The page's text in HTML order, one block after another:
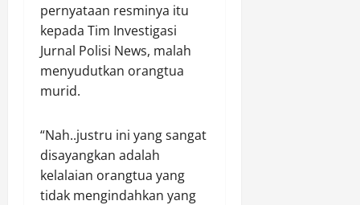
pernyataan resminya itu
kepada Tim Investigasi
Jurnal Polisi News, malah
menyudutkan orangtua
murid.
“Nah..justru ini yang sangat
disayangkan adalah
kelalaian orangtua yang
tidak mengindahkan yang